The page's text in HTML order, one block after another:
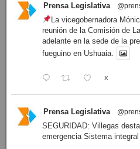
Prensa Legislativa
La vicegobernadora
reunión de la Comisión de
adelante en la sede de la
fueguino en Ushuaia.
X
Prensa Legislativa
SEGURIDAD: Villegas
emergencia Sistema